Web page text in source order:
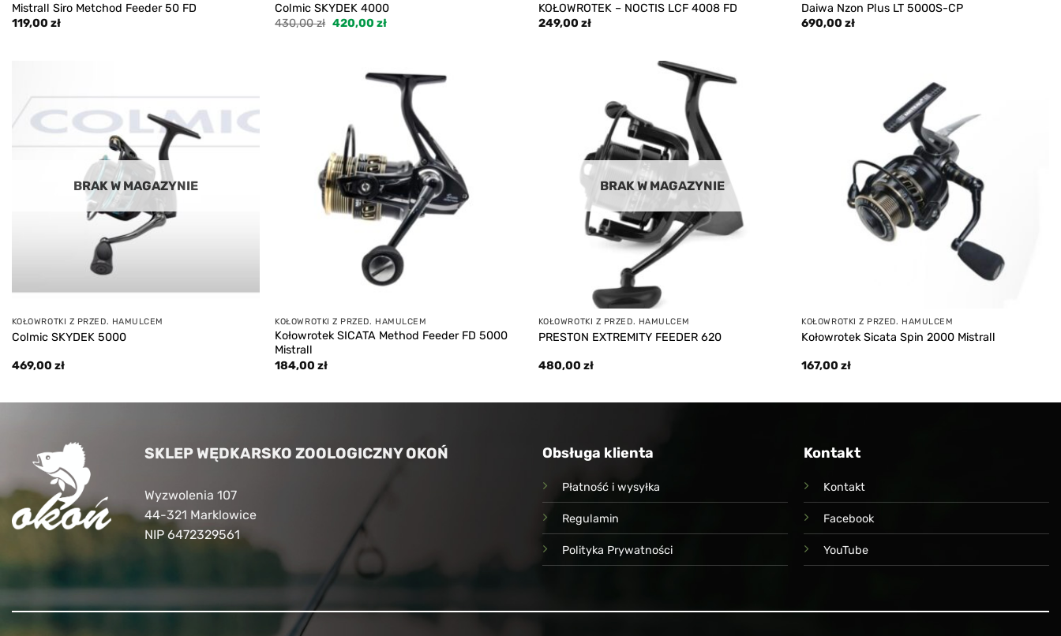
Mistrall Siro Metchod Feeder 50 FD
119,00 zł
Colmic SKYDEK 4000
430,00zł Pierwotna
420,00 złAktualna
KOŁOWROTEK – NOCTIS LCF 4008 FD
249,00 zł
Daiwa Nzon Plus LT 5000S-CP
690,00zł
wishlist
BRAK W MAGAZYNIE
KOŁOWROTKI Z PRZED. HAMULCEM
Colmic SKYDEK 5000
469,00 zł
KOŁOWROTKI Z PRZED. HAMULCEM
Kołowrotek SICATA Method Feeder FD 5000
Mistrall
184,00zł
BRAK W MAGAZYNIE
KOŁOWROTKI Z PRZED. HAMULCEM
PRESTON EXTREMITY FEEDER 620
480,00 zł
KOŁOWROTKI Z PRZED. HAMULCEM
Kołowrotek Sicata Spin 2000 Mistrall
167,00zł
SKLEP WĘDKARSKO ZOOLOGICZNY OKOŃ
Wyzwolenia 107
44-321 Marklowice
NIP 6472329561
Obsługa klienta
Płatność i wysyłka
Regulamin
Polityka Prywatności
Kontakt
Kontakt
Facebook
YouTube